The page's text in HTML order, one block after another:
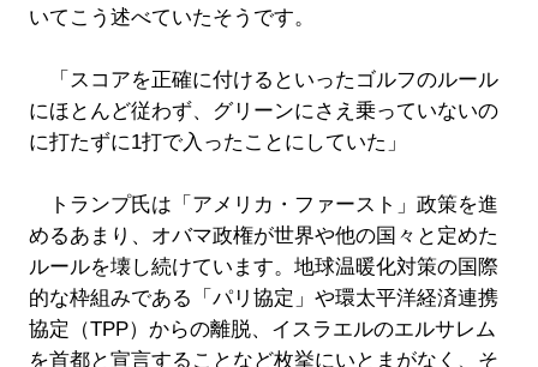
いてこう述べていたそうです。
「スコアを正確に付けるといったゴルフのルール
にほとんど従わず、グリーンにさえ乗っていないの
に打たずに1打で入ったことにしていた」
トランプ氏は「アメリカ・ファースト」政策を進
めるあまり、オバマ政権が世界や他の国々と定めた
ルールを壊し続けています。地球温暖化対策の国際
的な枠組みである「パリ協定」や環太平洋経済連携
協定（TPP）からの離脱、イスラエルのエルサレム
を首都と宣言することなど枚挙にいとまがなく、そ